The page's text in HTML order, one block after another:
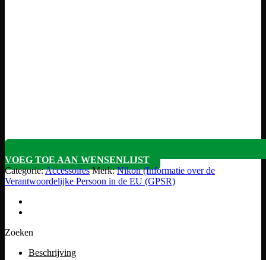
VOEG TOE AAN WENSENLIJST
Categorie:Accessoires Merk:Nikon (Informatie over de
Verantwoordelijke Persoon in de EU (GPSR)
Zoeken
Beschrijving